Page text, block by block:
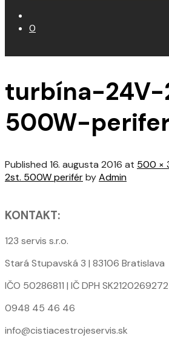
0
turbína-
500W-
Published 16. augusta 2016 at 500 ×
2st. 500W periférbyAdmin
KONTAKT:
123 servis s.r.o.
Stará Stupavská 3 | 83106 Bratislava
IČO 50286811 | IČ DPH SK2120269272
0948 45 46 46
info@cistiacestrojeservis.sk